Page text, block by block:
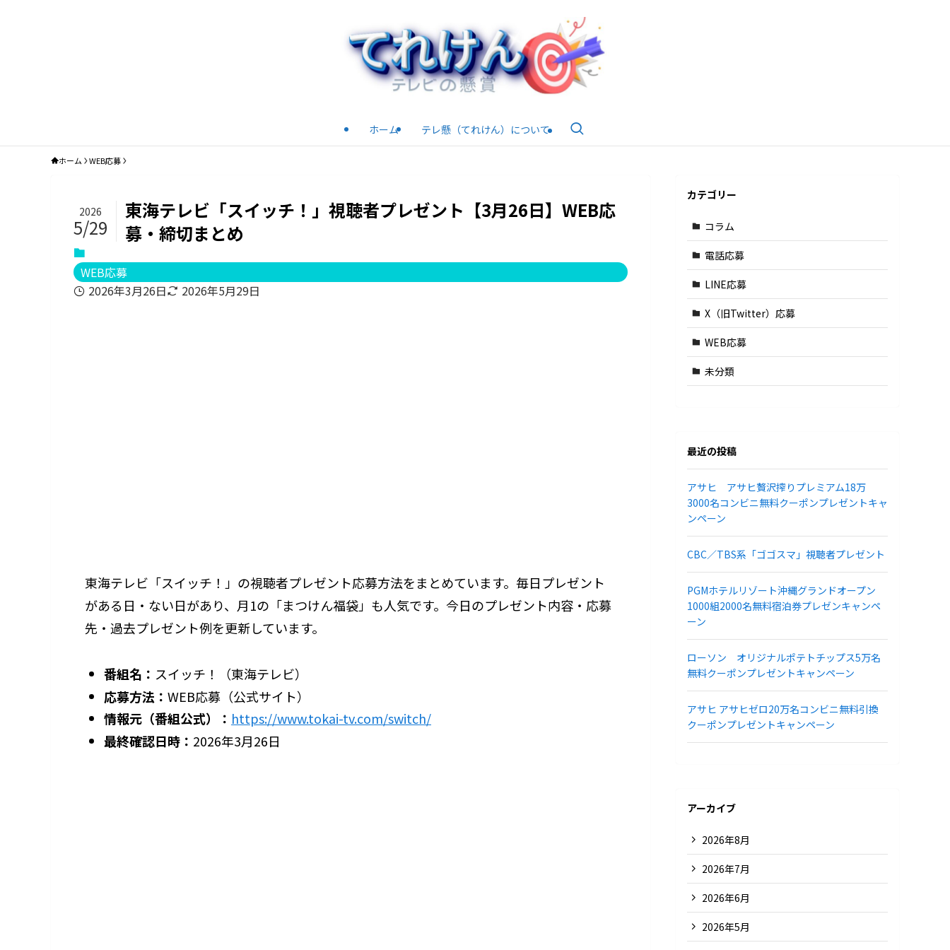
ホーム テレ懸（てれけん）について
ホーム WEB応募
東海テレビ「スイッチ！」視聴者プレゼント【3月26日】WEB応
募・締切まとめ
2026
5/29
WEB応募
2026年3月26日
2026年5月29日
東海テレビ「スイッチ！」の視聴者プレゼント応募方法をまとめています。毎日プレゼント
がある日・ない日があり、月1の「まつけん福袋」も人気です。今日のプレゼント内容・応募
先・過去プレゼント例を更新しています。
番組名： スイッチ！（東海テレビ）
応募方法： WEB応募（公式サイト）
情報元（番組公式）： https://www.tokai-tv.com/switch/
最終確認日時： 2026年3月26日
カテゴリー
コラム
電話応募
LINE応募
X（旧Twitter）応募
WEB応募
未分類
最近の投稿
アサヒ アサヒ贅沢搾りプレミアム18万
3000名コンビニ無料クーポンプレゼントキャ
ンペーン
CBC／TBS系「ゴゴスマ」視聴者プレゼント
PGMホテルリゾート沖縄グランドオープン
1000組2000名無料宿泊券プレゼンキャンペ
ーン
ローソン オリジナルポテトチップス5万名
無料クーポンプレゼントキャンペーン
アサヒ アサヒゼロ20万名コンビニ無料引換
クーポンプレゼントキャンペーン
アーカイブ
2026年8月
2026年7月
2026年6月
2026年5月